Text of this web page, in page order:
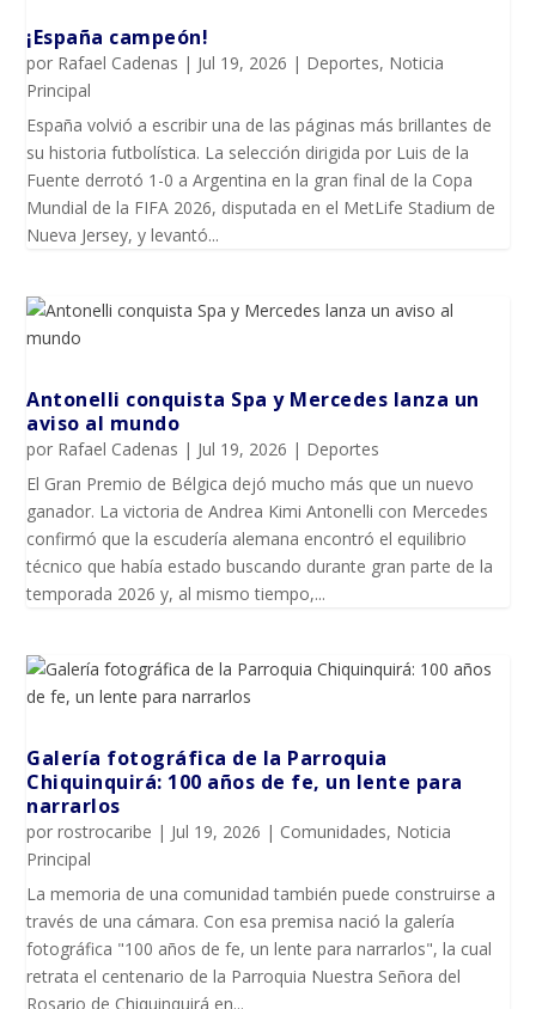
¡España campeón!
por Rafael Cadenas | Jul 19, 2026 | Deportes, Noticia
Principal
España volvió a escribir una de las páginas más brillantes de
su historia futbolística. La selección dirigida por Luis de la
Fuente derrotó 1-0 a Argentina en la gran final de la Copa
Mundial de la FIFA 2026, disputada en el MetLife Stadium de
Nueva Jersey, y levantó...
Antonelli conquista Spa y Mercedes lanza un
aviso al mundo
por Rafael Cadenas | Jul 19, 2026 | Deportes
El Gran Premio de Bélgica dejó mucho más que un nuevo
ganador. La victoria de Andrea Kimi Antonelli con Mercedes
confirmó que la escudería alemana encontró el equilibrio
técnico que había estado buscando durante gran parte de la
temporada 2026 y, al mismo tiempo,...
Galería fotográfica de la Parroquia
Chiquinquirá: 100 años de fe, un lente para
narrarlos
porrostrocaribe | Jul 19, 2026 | Comunidades, Noticia
Principal
La memoria de una comunidad también puede construirse a
través de una cámara. Con esa premisa nació la galería
fotográfica "100 años de fe, un lente para narrarlos", la cual
retrata el centenario de la Parroquia Nuestra Señora del
Rosario de Chiquinquirá en...